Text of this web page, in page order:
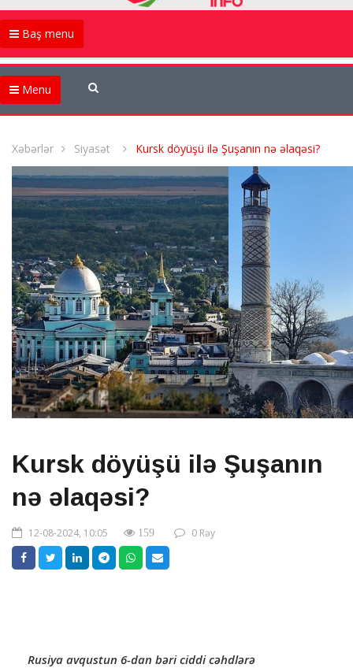
Baş menu
Menu
Xəbərlər Siyasət Kursk döyüşü ilə Şuşanın nə əlaqəsi?
Kursk döyüşü ilə Şuşanın
nə əlaqəsi?
12-08-2024, 10:05 159 0 Rəy
Rusiya avqustun 6-dan bəri ciddi cəhdlərə